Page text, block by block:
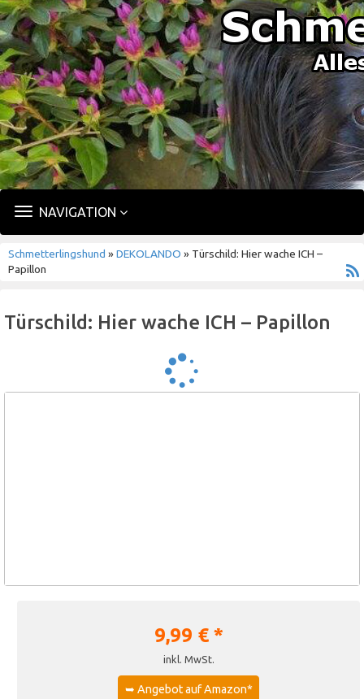
TOGGLE
NAVIGATION
Schmetterlingshund »DEKOLANDO » Türschild: Hier wache ICH –
Papillon
Türschild: Hier wache ICH – Papillon
9,99 € *
inkl. MwSt.
➥ Angebot auf Amazon*